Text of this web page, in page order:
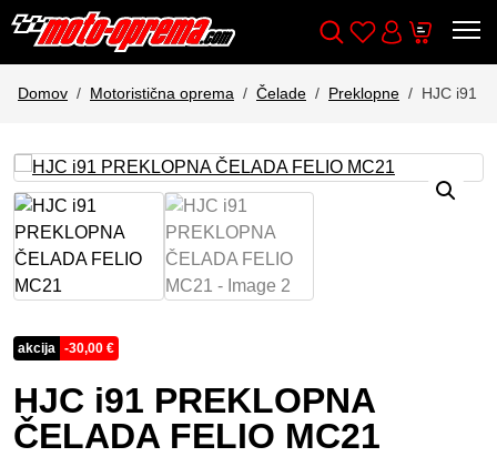
Wishlist
Cart
Domov Motoristična oprema Čelade Preklopne HJC i91
akcija -30,00 €
HJC i91 PREKLOPNA
ČELADA FELIO MC21